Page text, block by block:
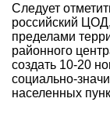
Следует
российский
пределами
районного
создать 10-20
социально-
населенных